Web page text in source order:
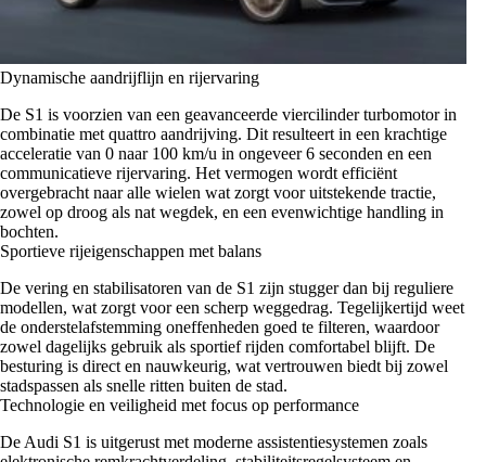
Dynamische aandrijflijn en rijervaring
De S1 is voorzien van een geavanceerde viercilinder turbomotor in
combinatie met quattro aandrijving. Dit resulteert in een krachtige
acceleratie van 0 naar 100 km/u in ongeveer 6 seconden en een
communicatieve rijervaring. Het vermogen wordt efficiënt
overgebracht naar alle wielen wat zorgt voor uitstekende tractie,
zowel op droog als nat wegdek, en een evenwichtige handling in
bochten.
Sportieve rijeigenschappen met balans
De vering en stabilisatoren van de S1 zijn stugger dan bij reguliere
modellen, wat zorgt voor een scherp weggedrag. Tegelijkertijd weet
de onderstelafstemming oneffenheden goed te filteren, waardoor
zowel dagelijks gebruik als sportief rijden comfortabel blijft. De
besturing is direct en nauwkeurig, wat vertrouwen biedt bij zowel
stadspassen als snelle ritten buiten de stad.
Technologie en veiligheid met focus op performance
De Audi S1 is uitgerust met moderne assistentiesystemen zoals